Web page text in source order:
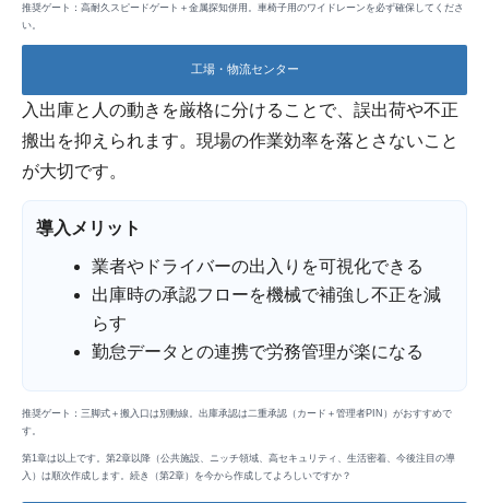
推奨ゲート：高耐久スピードゲート＋金属探知併用。車椅子用のワイドレーンを必ず確保してくださ
い。
工場・物流センター
入出庫と人の動きを厳格に分けることで、誤出荷や不正
搬出を抑えられます。現場の作業効率を落とさないこと
が大切です。
導入メリット
業者やドライバーの出入りを可視化できる
出庫時の承認フローを機械で補強し不正を減
らす
勤怠データとの連携で労務管理が楽になる
推奨ゲート：三脚式＋搬入口は別動線。出庫承認は二重承認（カード＋管理者PIN）がおすすめで
す。
第1章は以上です。第2章以降（公共施設、ニッチ領域、高セキュリティ、生活密着、今後注目の導
入）は順次作成します。続き（第2章）を今から作成してよろしいですか？